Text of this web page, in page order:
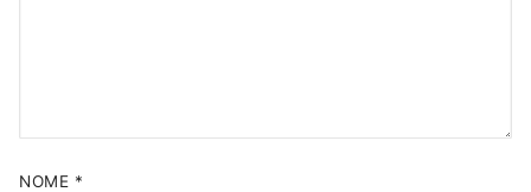
NOME *